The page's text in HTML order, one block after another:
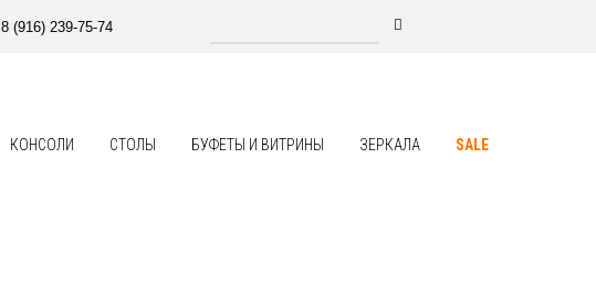
8 (916) 239-75-74
КОНСОЛИ СТОЛЫ БУФЕТЫ И ВИТРИНЫ ЗЕРКАЛА SALE